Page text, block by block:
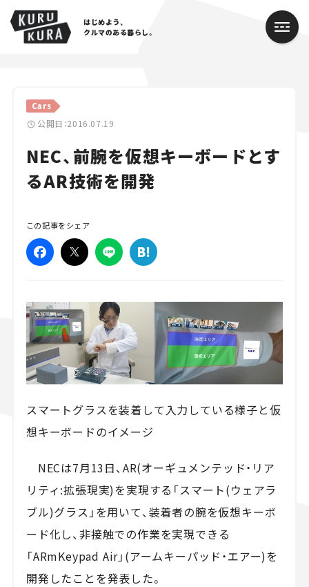
はじめよう、
クルマのある暮らし。
Cars
公開日：2016.07.19
NEC、前腕を仮想キーボードとす
るAR技術を開発
この記事をシェア
スマートグラスを装着して入力している様子と仮
想キーボードのイメージ
NECは7月13日、AR(オーギュメンテッド・リア
リティ:拡張現実)を実現する「スマート(ウェアラ
ブル)グラス」を用いて、装着者の腕を仮想キーボ
ード化し、非接触での作業を実現できる
「ARmKeypad Air」(アームキーパッド・エアー)を
開発したことを発表した。
Cars
Lifestyle
Traffic
Special
Series
人気のハッシュタグ
スズキ ジムニー｜Suzuki Jimny
スズキ｜Suzuki
マツダ｜Mazda
マツダ ロードスター｜Mazda Roadster